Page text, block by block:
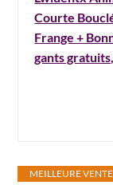
Courte
Frange +
gants
MEILLEURE